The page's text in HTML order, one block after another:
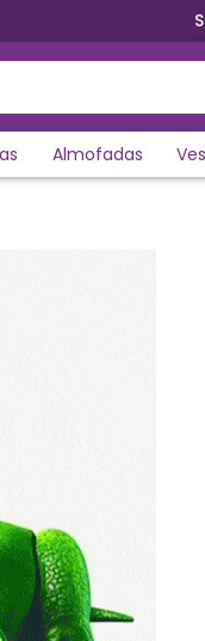
Parcele em até 12x
Almofadas